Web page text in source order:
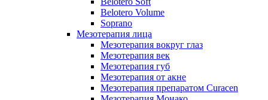
Belotero Volume
Soprano
Мезотерапия лица
Мезотерапия вокруг глаз
Мезотерапия век
Мезотерапия губ
Мезотерапия от акне
Мезотерапия препаратом Curacen